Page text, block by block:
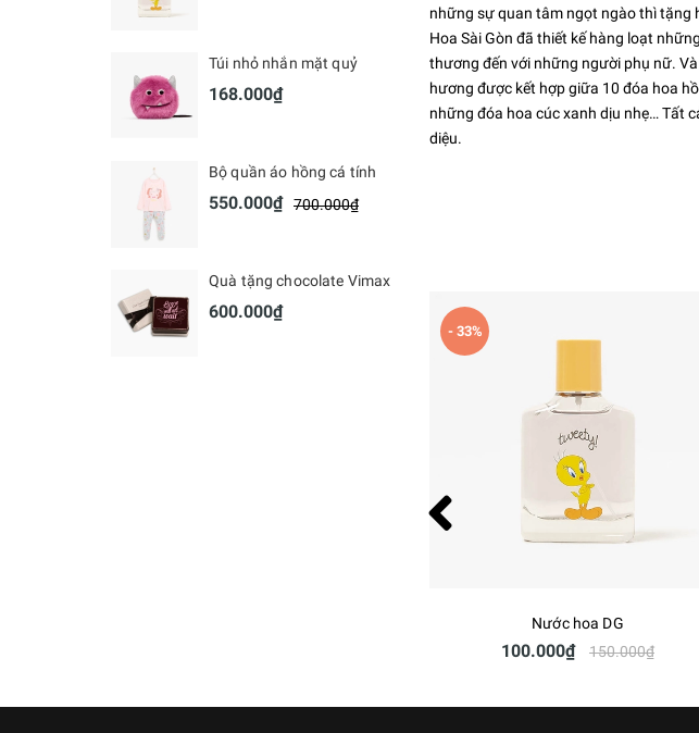
những sự quan tâm ngọt ngào thì tặng
Hoa Sài Gòn đã thiết kế hàng loạt
thương đến với những người phụ nữ.
hương được kết hợp giữa 10 đóa hoa
những đóa hoa cúc xanh dịu nhẹ… Tất
diệu.
- 9% - 33%
Nước hoa DG
100.000₫ 150.000₫
Túi nhỏ nhắn mặt quỷ
168.000₫
Bộ quần áo hồng cá tính
550.000₫ 700.000₫
Quà tặng chocolate Vimax
600.000₫